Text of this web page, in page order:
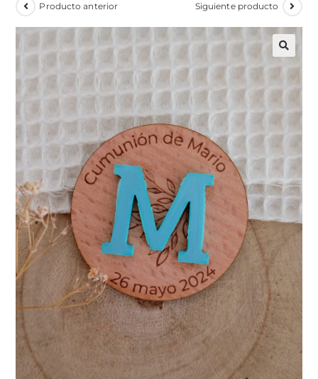
Producto anterior Siguiente producto
🔍